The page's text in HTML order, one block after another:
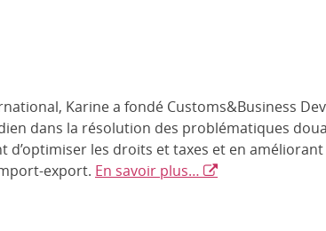
Karine a fondé Customs&Business
dans la résolution des problématiques
d’optimiser les droits et taxes et en
export. En savoir plus…